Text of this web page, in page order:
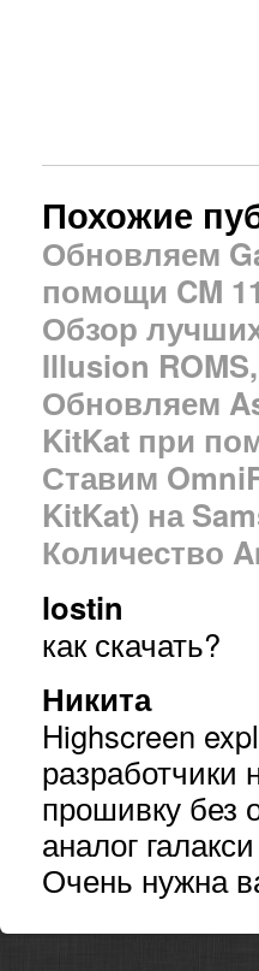
Похожие
Обновляем
помощи CM
Обзор
Illusion
Обновляем
KitKat при
Ставим
KitKat) на
Количество
lostin
как скачать?
Никита
Highscreen
разработчики
прошивку без
аналог
Очень нужна